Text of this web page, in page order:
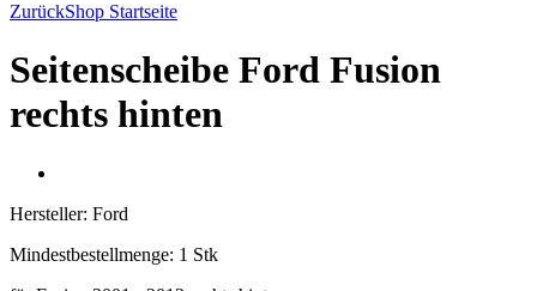
ZurückShop Startseite
Seitenscheibe Ford Fusion
rechts hinten
Hersteller: Ford
Mindestbestellmenge: 1 Stk